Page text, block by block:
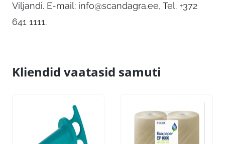
Viljandi. E-mail: info@scandagra.ee, Tel. +372
641 1111.
Kliendid vaatasid samuti